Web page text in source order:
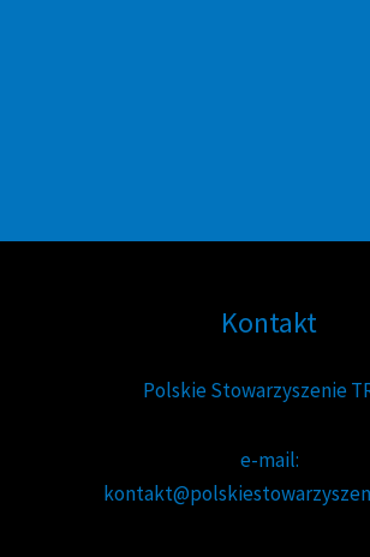
Kontakt
Polskie Stowarzyszenie
e-mail: